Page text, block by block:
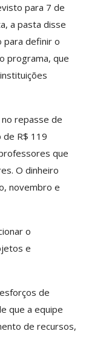
para 7 de
a pasta disse
para definir o
programa, que
no repasse de
de R$ 119
que
O dinheiro
novembro e
o
e
de
que a equipe
de recursos,